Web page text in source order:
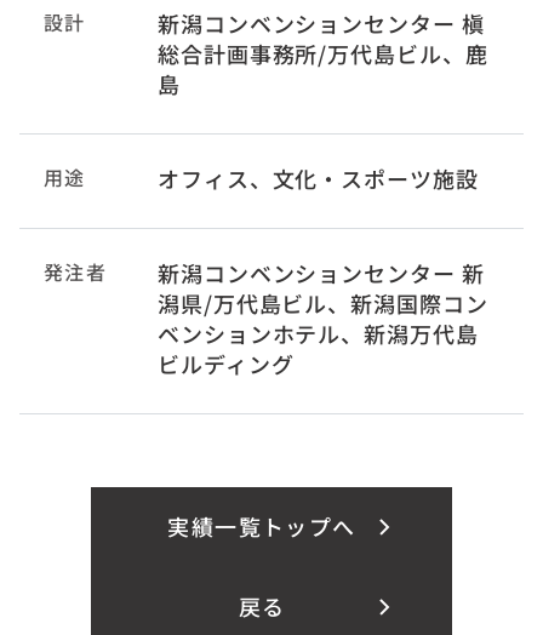
設計
新潟コンベンションセンター 槇
総合計画事務所/万代島ビル、鹿
島
用途 オフィス、文化・スポーツ施設
発注者
新潟コンベンションセンター 新
潟県/万代島ビル、新潟国際コン
ベンションホテル、新潟万代島
ビルディング
実績一覧トップへ
戻る